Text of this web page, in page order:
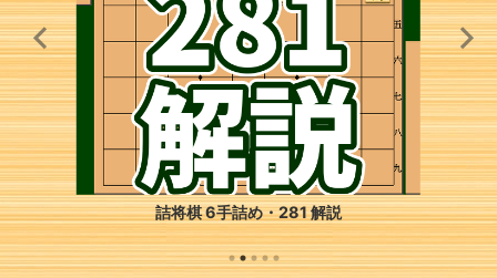
詰将棋 6手詰め・281 解説